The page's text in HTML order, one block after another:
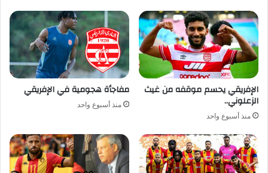
الإفريقي يحسم موقفه من غيث
الزعلوني..
منذ أسبوع واحد
مفاجأة هجومية في الإفريقي
منذ أسبوع واحد